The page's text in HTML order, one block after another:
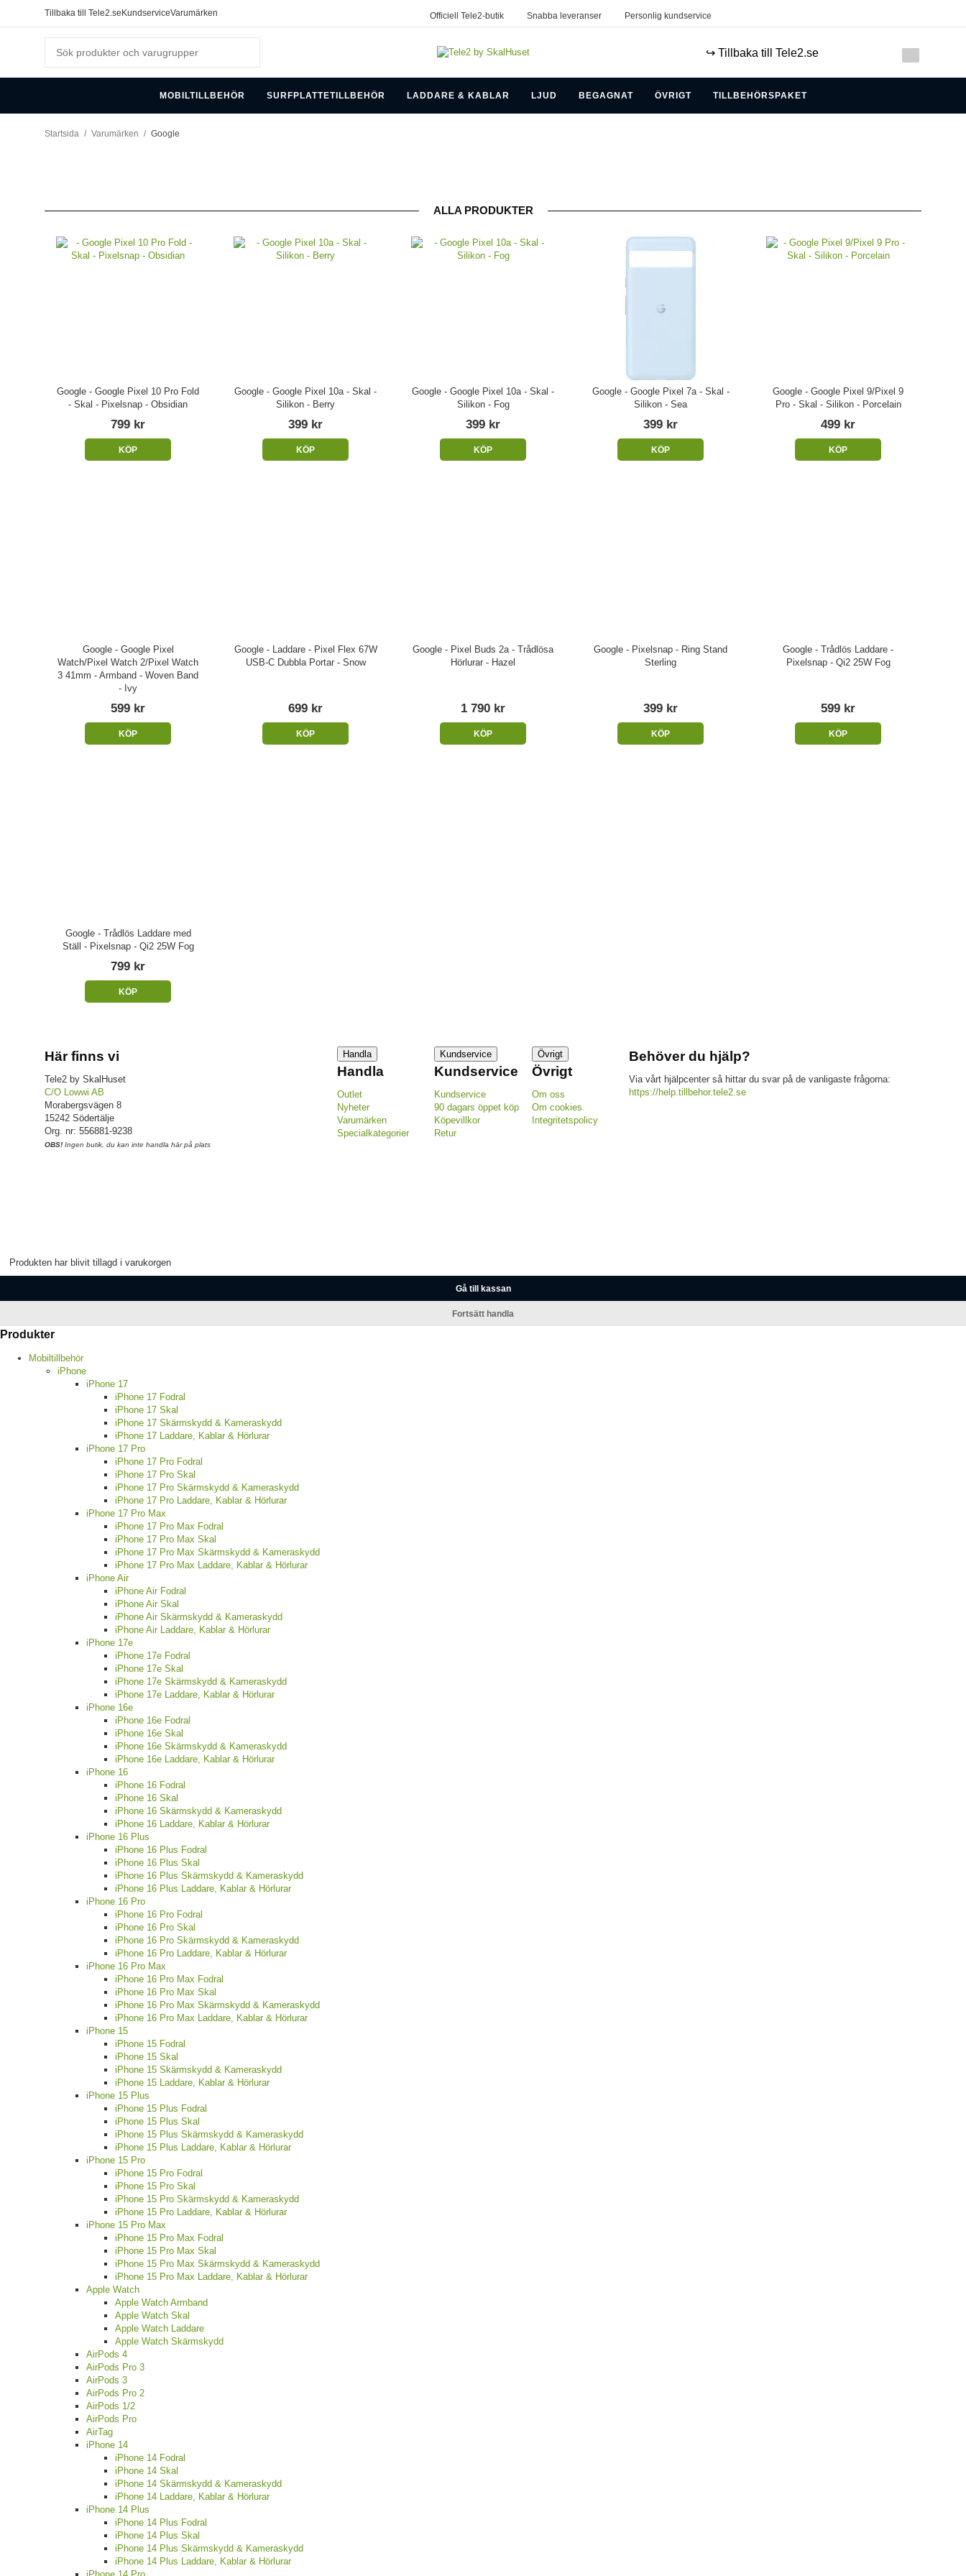
Tillbaka till Tele2.se KundserviceVarumärken Officiell Tele2-butik Snabba leveranser Personlig kundservice
↪️ Tillbaka till Tele2.se
MOBILTILLBEHÖR SURFPLATTETILLBEHÖR LADDARE & KABLAR LJUD BEGAGNAT ÖVRIGT TILLBEHÖRSPAKET
Startsida / Varumärken / Google
ALLA PRODUKTER
Google - Google Pixel 10 Pro Fold
- Skal - Pixelsnap - Obsidian
799 kr
KÖP
Google - Google Pixel 10a - Skal -
Silikon - Berry
399 kr
KÖP
Google - Google Pixel 10a - Skal -
Silikon - Fog
399 kr
KÖP
Google - Google Pixel 7a - Skal -
Silikon - Sea
399 kr
KÖP
Google - Google Pixel 9/Pixel 9
Pro - Skal - Silikon - Porcelain
499 kr
KÖP
Google - Google Pixel
Watch/Pixel Watch 2/Pixel Watch
3 41mm - Armband - Woven Band
- Ivy
599 kr
KÖP
Google - Laddare - Pixel Flex 67W
USB-C Dubbla Portar - Snow
699 kr
KÖP
Google - Pixel Buds 2a - Trådlösa
Hörlurar - Hazel
1 790 kr
KÖP
Google - Pixelsnap - Ring Stand
Sterling
399 kr
KÖP
Google - Trådlös Laddare -
Pixelsnap - Qi2 25W Fog
599 kr
KÖP
Google - Trådlös Laddare med
Ställ - Pixelsnap - Qi2 25W Fog
799 kr
KÖP
Här finns vi
Tele2 by SkalHuset
C/O Lowwi AB
Morabergsvägen 8
15242 Södertälje
Org. nr: 556881-9238
OBS! Ingen butik, du kan inte handla här på plats
Handla
Handla
Outlet
Nyheter
Varumärken
Specialkategorier
Kundservice
Kundservice
Kundservice
90 dagars öppet köp
Köpevillkor
Retur
Övrigt
Övrigt
Om oss
Om cookies
Integritetspolicy
Behöver du hjälp?
Via vårt hjälpcenter så hittar du svar på de vanligaste frågorna:
https://help.tillbehor.tele2.se
Produkten har blivit tillagd i varukorgen
Gå till kassan
Fortsätt handla
Produkter
Mobiltillbehör
iPhone
iPhone 17
iPhone 17 Fodral
iPhone 17 Skal
iPhone 17 Skärmskydd & Kameraskydd
iPhone 17 Laddare, Kablar & Hörlurar
iPhone 17 Pro
iPhone 17 Pro Fodral
iPhone 17 Pro Skal
iPhone 17 Pro Skärmskydd & Kameraskydd
iPhone 17 Pro Laddare, Kablar & Hörlurar
iPhone 17 Pro Max
iPhone 17 Pro Max Fodral
iPhone 17 Pro Max Skal
iPhone 17 Pro Max Skärmskydd & Kameraskydd
iPhone 17 Pro Max Laddare, Kablar & Hörlurar
iPhone Air
iPhone Air Fodral
iPhone Air Skal
iPhone Air Skärmskydd & Kameraskydd
iPhone Air Laddare, Kablar & Hörlurar
iPhone 17e
iPhone 17e Fodral
iPhone 17e Skal
iPhone 17e Skärmskydd & Kameraskydd
iPhone 17e Laddare, Kablar & Hörlurar
iPhone 16e
iPhone 16e Fodral
iPhone 16e Skal
iPhone 16e Skärmskydd & Kameraskydd
iPhone 16e Laddare, Kablar & Hörlurar
iPhone 16
iPhone 16 Fodral
iPhone 16 Skal
iPhone 16 Skärmskydd & Kameraskydd
iPhone 16 Laddare, Kablar & Hörlurar
iPhone 16 Plus
iPhone 16 Plus Fodral
iPhone 16 Plus Skal
iPhone 16 Plus Skärmskydd & Kameraskydd
iPhone 16 Plus Laddare, Kablar & Hörlurar
iPhone 16 Pro
iPhone 16 Pro Fodral
iPhone 16 Pro Skal
iPhone 16 Pro Skärmskydd & Kameraskydd
iPhone 16 Pro Laddare, Kablar & Hörlurar
iPhone 16 Pro Max
iPhone 16 Pro Max Fodral
iPhone 16 Pro Max Skal
iPhone 16 Pro Max Skärmskydd & Kameraskydd
iPhone 16 Pro Max Laddare, Kablar & Hörlurar
iPhone 15
iPhone 15 Fodral
iPhone 15 Skal
iPhone 15 Skärmskydd & Kameraskydd
iPhone 15 Laddare, Kablar & Hörlurar
iPhone 15 Plus
iPhone 15 Plus Fodral
iPhone 15 Plus Skal
iPhone 15 Plus Skärmskydd & Kameraskydd
iPhone 15 Plus Laddare, Kablar & Hörlurar
iPhone 15 Pro
iPhone 15 Pro Fodral
iPhone 15 Pro Skal
iPhone 15 Pro Skärmskydd & Kameraskydd
iPhone 15 Pro Laddare, Kablar & Hörlurar
iPhone 15 Pro Max
iPhone 15 Pro Max Fodral
iPhone 15 Pro Max Skal
iPhone 15 Pro Max Skärmskydd & Kameraskydd
iPhone 15 Pro Max Laddare, Kablar & Hörlurar
Apple Watch
Apple Watch Armband
Apple Watch Skal
Apple Watch Laddare
Apple Watch Skärmskydd
AirPods 4
AirPods Pro 3
AirPods 3
AirPods Pro 2
AirPods 1/2
AirPods Pro
AirTag
iPhone 14
iPhone 14 Fodral
iPhone 14 Skal
iPhone 14 Skärmskydd & Kameraskydd
iPhone 14 Laddare, Kablar & Hörlurar
iPhone 14 Plus
iPhone 14 Plus Fodral
iPhone 14 Plus Skal
iPhone 14 Plus Skärmskydd & Kameraskydd
iPhone 14 Plus Laddare, Kablar & Hörlurar